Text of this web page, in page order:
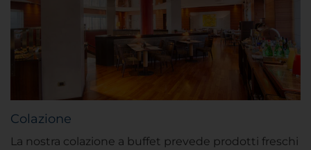
Colazione
La nostra colazione a buffet prevede prodotti freschi